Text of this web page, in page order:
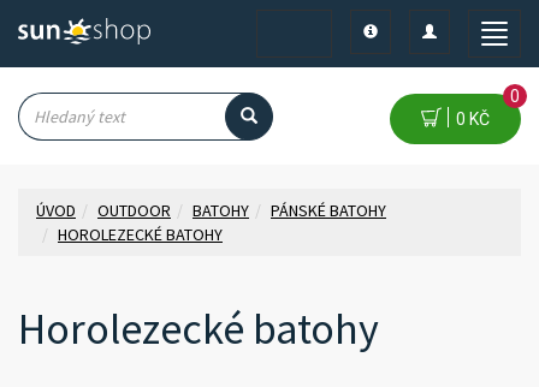
Toggle
Toggle
navigation
Toggle
0 KČ
0
ÚVOD OUTDOOR BATOHY
PÁNSKÉ BATOHY
HOROLEZECKÉ BATOHY
Horolezecké batohy